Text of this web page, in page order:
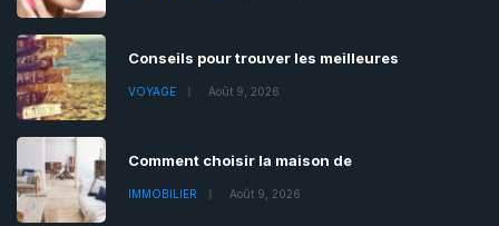
Conseils pour trouver les meilleures
VOYAGE Août 9, 2026
Comment choisir la maison de
IMMOBILIER Août 9, 2026